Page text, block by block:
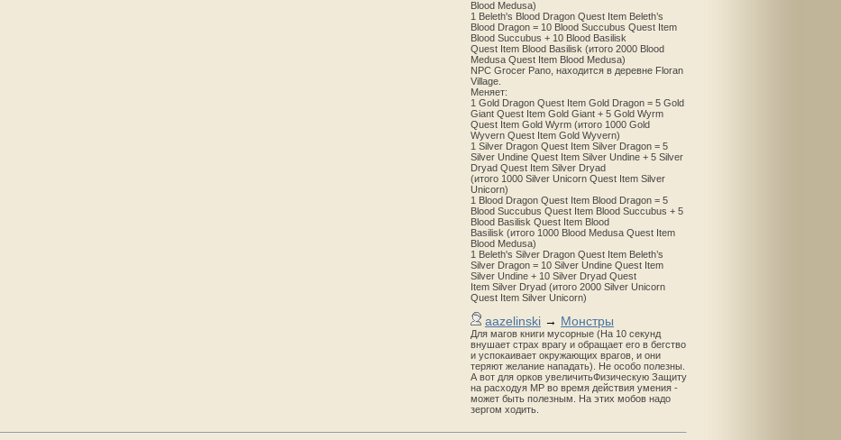
Blood Medusa)
1 Beleth's Blood Dragon Quest Item Beleth’s
Blood Dragon = 10 Blood Succubus Quest Item
Blood Succubus + 10 Blood Basilisk
Quest Item Blood Basilisk (итого 2000 Blood
Medusa Quest Item Blood Medusa)
NPC Grocer Pano, находится в деревне Floran
Village.
Меняет:
1 Gold Dragon Quest Item Gold Dragon = 5 Gold
Giant Quest Item Gold Giant + 5 Gold Wyrm
Quest Item Gold Wyrm (итого 1000 Gold
Wyvern Quest Item Gold Wyvern)
1 Silver Dragon Quest Item Silver Dragon = 5
Silver Undine Quest Item Silver Undine + 5 Silver
Dryad Quest Item Silver Dryad
(итого 1000 Silver Unicorn Quest Item Silver
Unicorn)
1 Blood Dragon Quest Item Blood Dragon = 5
Blood Succubus Quest Item Blood Succubus + 5
Blood Basilisk Quest Item Blood
Basilisk (итого 1000 Blood Medusa Quest Item
Blood Medusa)
1 Beleth's Silver Dragon Quest Item Beleth’s
Silver Dragon = 10 Silver Undine Quest Item
Silver Undine + 10 Silver Dryad Quest
Item Silver Dryad (итого 2000 Silver Unicorn
Quest Item Silver Unicorn)
aazelinski → Монстры
Для магов книги мусорные (На 10 секунд
внушает страх врагу и обращает его в бегство
и успокаивает окружающих врагов, и они
теряют желание нападать). Не особо полезны.
А вот для орков увеличитьФизическую Защиту
на расходуя MP во время действия умения -
может быть полезным. На этих мобов надо
зергом ходить.